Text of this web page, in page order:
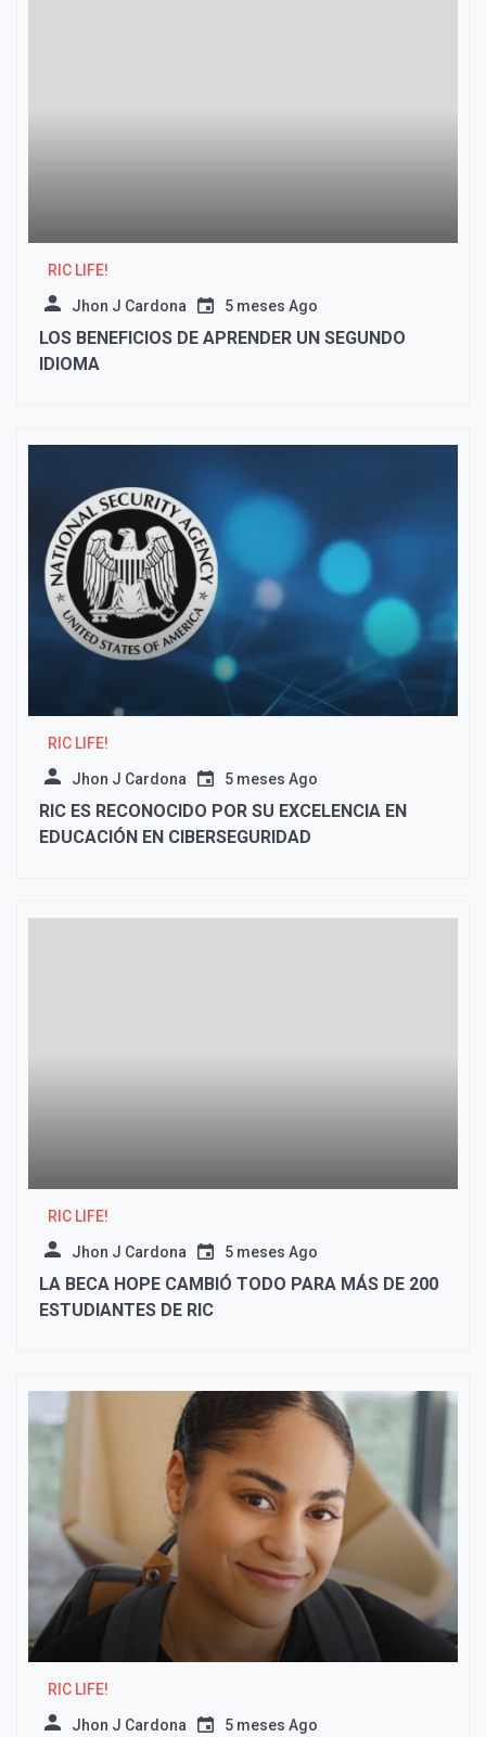
RIC LIFE!
Jhon J Cardona 5 meses Ago
LOS BENEFICIOS DE APRENDER UN SEGUNDO
IDIOMA
RIC LIFE!
Jhon J Cardona 5 meses Ago
RIC ES RECONOCIDO POR SU EXCELENCIA EN
EDUCACIÓN EN CIBERSEGURIDAD
RIC LIFE!
Jhon J Cardona 5 meses Ago
LA BECA HOPE CAMBIÓ TODO PARA MÁS DE 200
ESTUDIANTES DE RIC
RIC LIFE!
Jhon J Cardona 5 meses Ago